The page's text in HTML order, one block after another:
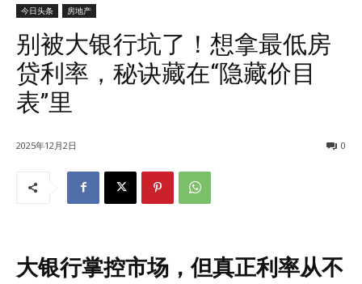
今日头条 房地产
别被大银行坑了！想拿最低房
贷利率，秘诀藏在“隐藏价目
表”里
2025年12月2日 0
大银行掌控市场，但真正利率从不